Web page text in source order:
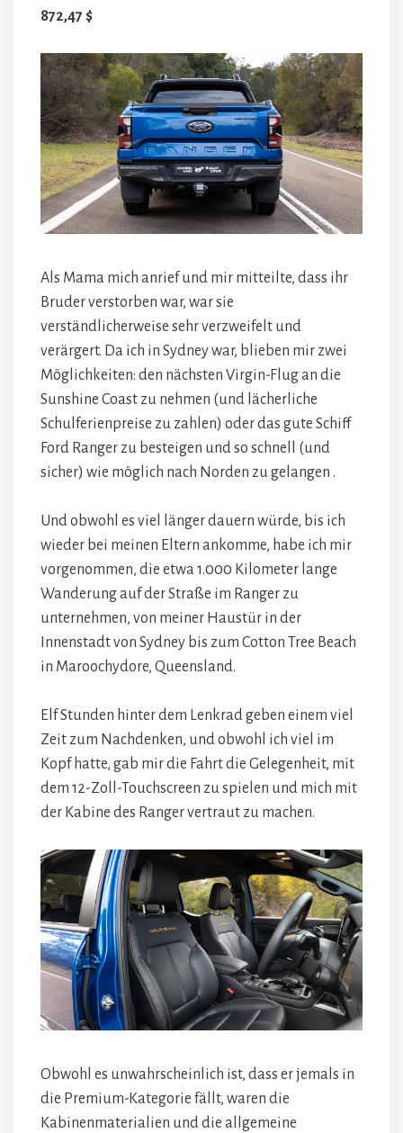
872,47 $
Als Mama mich anrief und mir mitteilte, dass ihr
Bruder verstorben war, war sie
verständlicherweise sehr verzweifelt und
verärgert. Da ich in Sydney war, blieben mir zwei
Möglichkeiten: den nächsten Virgin-Flug an die
Sunshine Coast zu nehmen (und lächerliche
Schulferienpreise zu zahlen) oder das gute Schiff
Ford Ranger zu besteigen und so schnell (und
sicher) wie möglich nach Norden zu gelangen .
Und obwohl es viel länger dauern würde, bis ich
wieder bei meinen Eltern ankomme, habe ich mir
vorgenommen, die etwa 1.000 Kilometer lange
Wanderung auf der Straße im Ranger zu
unternehmen, von meiner Haustür in der
Innenstadt von Sydney bis zum Cotton Tree Beach
in Maroochydore, Queensland.
Elf Stunden hinter dem Lenkrad geben einem viel
Zeit zum Nachdenken, und obwohl ich viel im
Kopf hatte, gab mir die Fahrt die Gelegenheit, mit
dem 12-Zoll-Touchscreen zu spielen und mich mit
der Kabine des Ranger vertraut zu machen.
Obwohl es unwahrscheinlich ist, dass er jemals in
die Premium-Kategorie fällt, waren die
Kabinenmaterialien und die allgemeine